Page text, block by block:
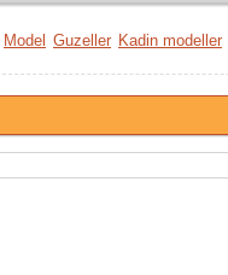
Model Guzeller Kadin modeller